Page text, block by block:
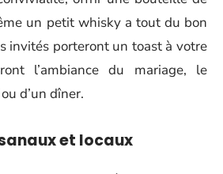
un petit whisky a tout du bon
invités porteront un toast à votre
l’ambiance du mariage, le
d’un dîner.
et locaux